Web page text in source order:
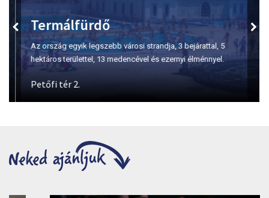
Termálfürdő
Az ország egyik legszebb városi strandja, 3 bejárattal, 5
hektáros területtel, 13 medencével és ezernyi élménnyel.
Petőfi tér 2.